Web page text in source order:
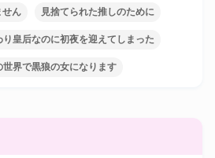
せん 見捨てられた推しのために
り皇后なのに初夜を迎えてしまった
世界で黒狼の女になります